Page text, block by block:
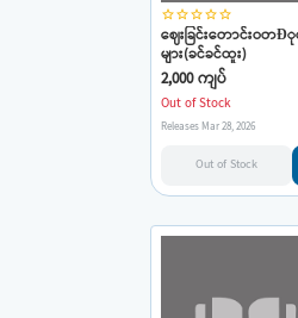
star_borderstar_borderstar_borderstar_borderstar_border
ဈေးခြင်းတောင်းဝတ
များ(ခင်ခင်ထူး)
2,000 ကျပ်
Out of Stock
Releases Mar 28, 2026
Out of Stock